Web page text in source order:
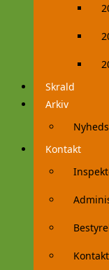
Skrald
Arkiv
Kontakt